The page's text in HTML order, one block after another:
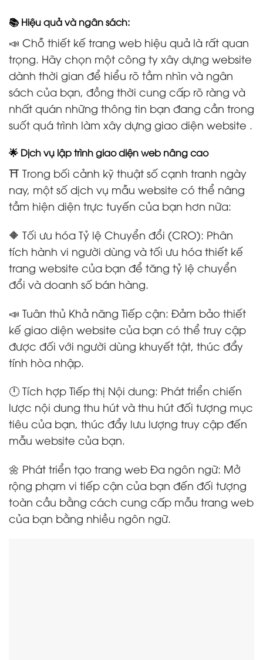
📚 Hiệu quả và ngân sách:
📣 Chỗ thiết kế trang web hiệu quả là rất quan
trọng. Hãy chọn một công ty xây dựng website
dành thời gian để hiểu rõ tầm nhìn và ngân
sách của bạn, đồng thời cung cấp rõ ràng và
nhất quán những thông tin bạn đang cần trong
suốt quá trình làm xây dựng giao diện website .
🌟 Dịch vụ lập trình giao diện web nâng cao
⛩️ Trong bối cảnh kỹ thuật số cạnh tranh ngày
nay, một số dịch vụ mẫu website có thể nâng
tầm hiện diện trực tuyến của bạn hơn nữa:
🔶 Tối ưu hóa Tỷ lệ Chuyển đổi (CRO): Phân
tích hành vi người dùng và tối ưu hóa thiết kế
trang website của bạn để tăng tỷ lệ chuyển
đổi và doanh số bán hàng.
📣 Tuân thủ Khả năng Tiếp cận: Đảm bảo thiết
kế giao diện website của bạn có thể truy cập
được đối với người dùng khuyết tật, thúc đẩy
tính hòa nhập.
🕛 Tích hợp Tiếp thị Nội dung: Phát triển chiến
lược nội dung thu hút và thu hút đối tượng mục
tiêu của bạn, thúc đẩy lưu lượng truy cập đến
mẫu website của bạn.
🌼 Phát triển tạo trang web Đa ngôn ngữ: Mở
rộng phạm vi tiếp cận của bạn đến đối tượng
toàn cầu bằng cách cung cấp mẫu trang web
của bạn bằng nhiều ngôn ngữ.